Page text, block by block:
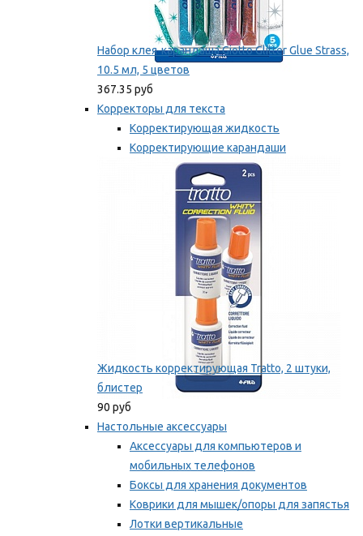
Набор клея-карандаша Giotto Glitter Glue Strass,
10.5 мл, 5 цветов
367.35 руб
Корректоры для текста
Корректирующая жидкость
Корректирующие карандаши
Корректирующие ленты
Мы рекомендуем
Жидкость корректирующая Tratto, 2 штуки,
блистер
90 руб
Настольные аксессуары
Аксессуары для компьютеров и
мобильных телефонов
Боксы для хранения документов
Коврики для мышек/опоры для запястья
Лотки вертикальные